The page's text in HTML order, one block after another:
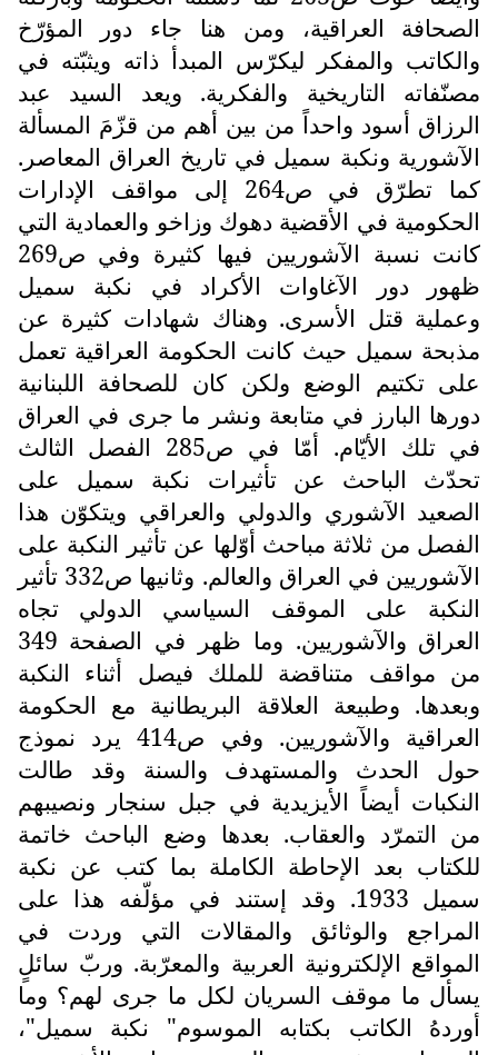
الصحافة العراقية، ومن هنا جاء دور المؤرّخ
والكاتب والمفكر ليكرّس المبدأ ذاته ويثبّته في
مصنّفاته التاريخية والفكرية. ويعد السيد عبد
الرزاق أسود واحداً من بين أهم من قزّمَ المسألة
الآشورية ونكبة سميل في تاريخ العراق المعاصر.
كما تطرّق في ص264 إلى مواقف الإدارات
الحكومية في الأقضية دهوك وزاخو والعمادية التي
كانت نسبة الآشوريين فيها كثيرة وفي ص269
ظهور دور الآغاوات الأكراد في نكبة سميل
وعملية قتل الأسرى. وهناك شهادات كثيرة عن
مذبحة سميل حيث كانت الحكومة العراقية تعمل
على تكتيم الوضع ولكن كان للصحافة اللبنانية
دورها البارز في متابعة ونشر ما جرى في العراق
في تلك الأيّام. أمّا في ص285 الفصل الثالث
تحدّث الباحث عن تأثيرات نكبة سميل على
الصعيد الآشوري والدولي والعراقي ويتكوّن هذا
الفصل من ثلاثة مباحث أوّلها عن تأثير النكبة على
الآشوريين في العراق والعالم. وثانيها ص332 تأثير
النكبة على الموقف السياسي الدولي تجاه
العراق والآشوريين. وما ظهر في الصفحة 349
من مواقف متناقضة للملك فيصل أثناء النكبة
وبعدها. وطبيعة العلاقة البريطانية مع الحكومة
العراقية والآشوريين. وفي ص414 يرد نموذج
حول الحدث والمستهدف والسنة وقد طالت
النكبات أيضاً الأيزيدية في جبل سنجار ونصيبهم
من التمرّد والعقاب. بعدها وضع الباحث خاتمة
للكتاب بعد الإحاطة الكاملة بما كتب عن نكبة
سميل 1933. وقد إستند في مؤلّفه هذا على
المراجع والوثائق والمقالات التي وردت في
المواقع الإلكترونية العربية والمعرّبة. وربّ سائلٍ
يسأل ما موقف السريان لكل ما جرى لهم؟ وما
أوردهُ الكاتب بكتابه الموسوم" نكبة سميل"،